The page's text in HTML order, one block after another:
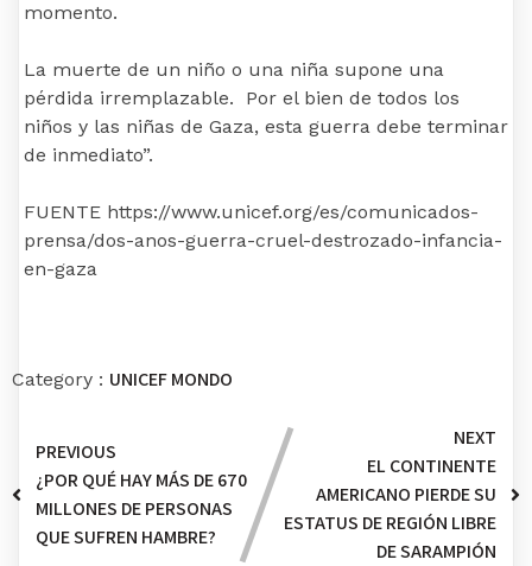
momento.
La muerte de un niño o una niña supone una
pérdida irremplazable. Por el bien de todos los
niños y las niñas de Gaza, esta guerra debe terminar
de inmediato”.
FUENTE https://www.unicef.org/es/comunicados-
prensa/dos-anos-guerra-cruel-destrozado-infancia-
en-gaza
Category : UNICEF MONDO
PREVIOUS
¿POR QUÉ HAY MÁS DE 670
MILLONES DE PERSONAS
QUE SUFREN HAMBRE?
NEXT
EL CONTINENTE
AMERICANO PIERDE SU
ESTATUS DE REGIÓN LIBRE
DE SARAMPIÓN